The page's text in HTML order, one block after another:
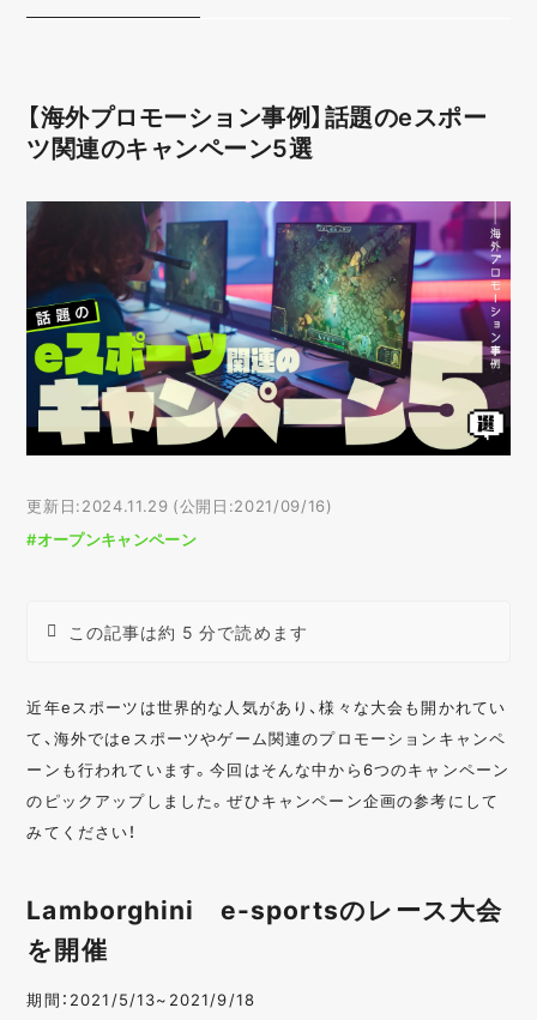
【海外プロモーション事例】話題のeスポー
ツ関連のキャンペーン5選
更新日:2024.11.29 (公開日:2021/09/16)
#オープンキャンペーン
この記事は約 5 分で読めます
近年eスポーツは世界的な人気があり、様々な大会も開かれてい
て、海外ではeスポーツやゲーム関連のプロモーションキャンペ
ーンも行われています。今回はそんな中から6つのキャンペーン
のピックアップしました。ぜひキャンペーン企画の参考にして
みてください！
Lamborghini e-sportsのレース大会
を開催
期間：2021/5/13~2021/9/18